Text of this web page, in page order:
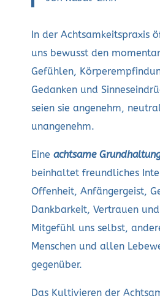
In der Achtsamkeitspraxis
uns bewusst den
Gefühlen,
Gedanken und
seien sie angenehm,
unangenehm.
Eine achtsame
beinhaltet freundliches
Offenheit, Anfängergeist,
Dankbarkeit, Vertrauen und
Mitgefühl uns selbst,
Menschen und allen
gegenüber.
Das Kultivieren der